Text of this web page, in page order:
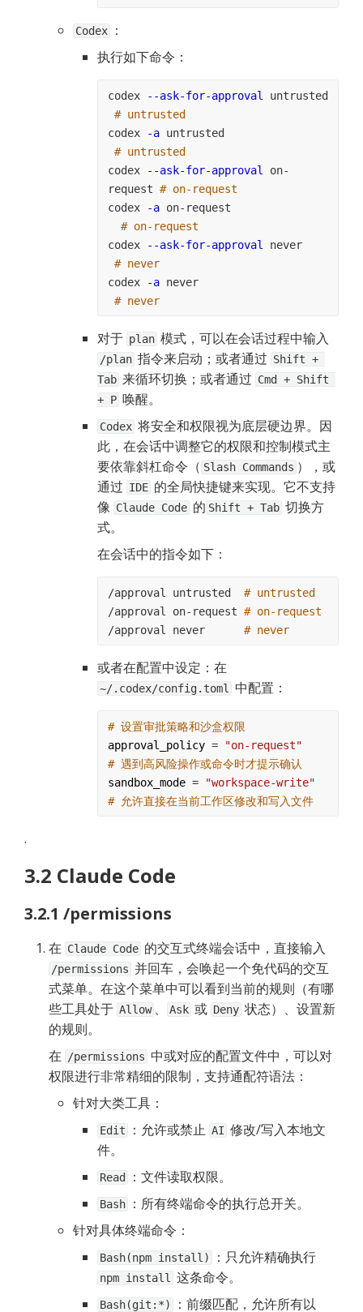
Codex
：
执行如下命令：
codex --ask-for-approval
untrusted
# untrusted
codex
-a untrusted
# untrusted
codex
--ask-for-approval
on-
request # on-request
codex
-a on-request
# on-request
codex
--ask-for-approval
never
# never
codex
-a never
# never
对于 plan
/plan 指令来启动；或者通过 Shift +
Tab 来循环切换；或者通过 Cmd + Shift
+ P 唤醒。
Codex 将安全和权限视为底层硬边界。因
此，在会话中调整它的权限和控制模式主
要依靠斜杠命令（ Slash Commands ），或
通过 IDE 的全局快捷键来实现。它不支持
像 Claude Code 的 Shift + Tab 切换方
式。
在会话中的指令如下：
/approval untrusted # untrusted
/approval on-request # on-request
/approval never # never
~/.codex/config.toml 中配置：
# 设置审批策略和沙盒权限
approval_policy =
"on-request"
# 遇到高风险操作或命令时才提示确认
sandbox_mode =
"workspace-write"
# 允许直接在当前工作区修改和写入文件
.
3.2 Claude Code
3.2.1 /permissions
在 Claude Code
/permissions 并回车，会唤起一个免代码的交互
式菜单。在这个菜单中可以看到当前的规则（有哪
些工具处于 Allow 、 Ask 或 Deny 状态）、设置新
的规则。
在
/permissions 中或对应的配置文件中，可以对
权限进行非常精细的限制，支持通配符语法：
针对大类工具：
Edit ：允许或禁止 AI 修改/写入本地文
件。
Read ：文件读取权限。
Bash
：所有终端命令的执行总开关。
针对具体终端命令：
Bash(npm install)
npm install 这条命令。
Bash(git:*)